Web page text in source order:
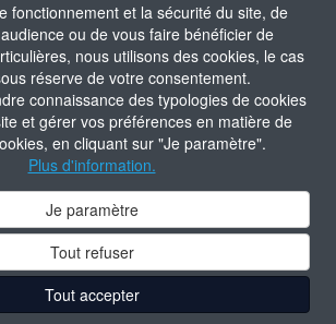
fonctionnement et la sécurité du site, de
ou de vous faire bénéficier de
nous utilisons des cookies, le cas
réserve de votre consentement.
connaissance des typologies de cookies
et gérer vos préférences en matière de
en cliquant sur "Je paramètre".
Plus d'information.
Je paramètre
Tout refuser
Tout accepter